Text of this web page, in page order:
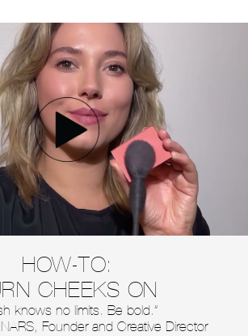
HOW-TO:
CHEEKS ON
knows no limits. Be bold.”
Founder and Creative Director